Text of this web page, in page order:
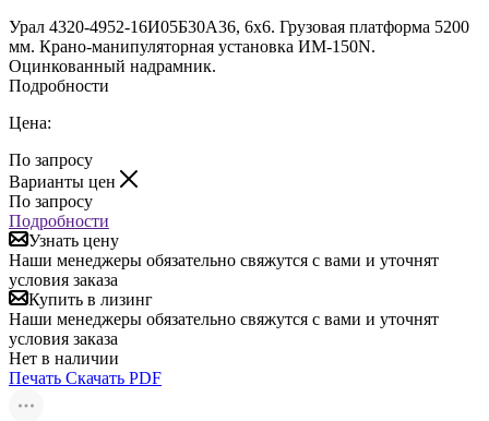
Урал 4320-4952-16И05Б30А36, 6х6. Грузовая платформа 5200
мм. Крано-манипуляторная установка ИМ-150N.
Оцинкованный надрамник.
Подробности
Цена:
По запросу
Варианты цен
По запросу
Подробности
Узнать цену
Наши менеджеры обязательно свяжутся с вами и уточнят
условия заказа
Купить в лизинг
Наши менеджеры обязательно свяжутся с вами и уточнят
условия заказа
Нет в наличии
Печать Скачать PDF